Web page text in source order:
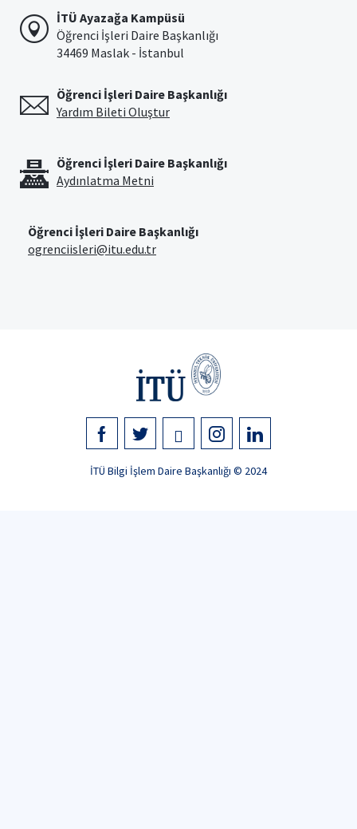
İTÜ Ayazağa Kampüsü
Öğrenci İşleri Daire Başkanlığı
34469 Maslak - İstanbul
Öğrenci İşleri Daire Başkanlığı
Yardım Bileti Oluştur
Öğrenci İşleri Daire Başkanlığı
Aydınlatma Metni
Öğrenci İşleri Daire Başkanlığı
ogrenciisleri@itu.edu.tr
İTÜ Bilgi İşlem Daire Başkanlığı © 2024